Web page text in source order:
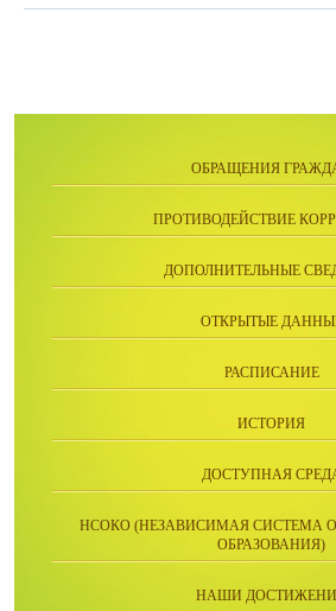
ОБРАЩЕНИЯ
ПРОТИВОДЕЙСТВИЕ
ДОПОЛНИТЕЛЬНЫЕ
ОТКРЫТЫЕ
РАСПИСАНИЕ
ИСТОРИЯ
ДОСТУПНАЯ
НСОКО (НЕЗАВИСИМАЯ СИСТЕМА
ОБРАЗОВАНИЯ)
НАШИ